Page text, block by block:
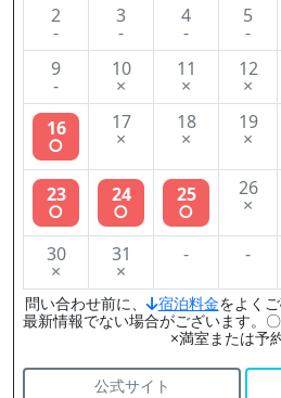
2
-
3
-
4
-
5
-
9
-
10
×
11
×
12
×
16
○
17
×
18
×
19
×
23
○
24
○
25
○
26
×
30
×
31
×
- -
問い合わせ前に、 宿泊料金をよく
最新情報でない場合がございます。
×満室または予
公式サイト